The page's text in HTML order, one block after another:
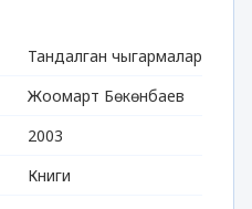
Тандалган чыгармалар
Жоомарт Бөкөнбаев
2003
Книги